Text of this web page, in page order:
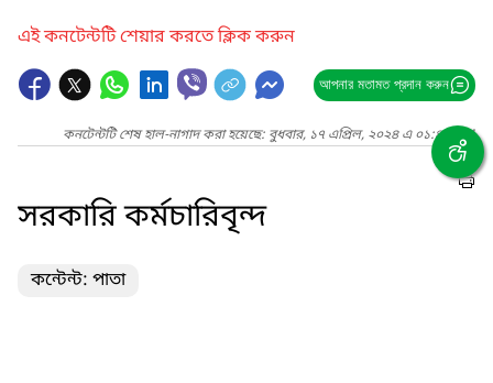
এই কনটেন্টটি শেয়ার করতে ক্লিক করুন
আপনার মতামত প্রদান করুন
কনটেন্টটি শেষ হাল-নাগাদ করা হয়েছে: বুধবার, ১৭ এপ্রিল, ২০২৪ এ ০১:৪৯ AM
সরকারি কর্মচারিবৃন্দ
কন্টেন্ট: পাতা